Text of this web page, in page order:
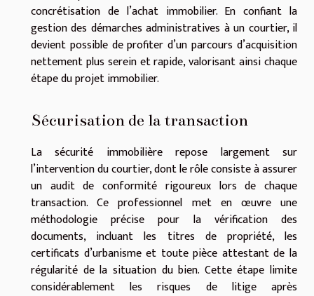
concrétisation de l’achat immobilier. En confiant la
gestion des démarches administratives à un courtier, il
devient possible de profiter d’un parcours d’acquisition
nettement plus serein et rapide, valorisant ainsi chaque
étape du projet immobilier.
Sécurisation de la transaction
La sécurité immobilière repose largement sur
l’intervention du courtier, dont le rôle consiste à assurer
un audit de conformité rigoureux lors de chaque
transaction. Ce professionnel met en œuvre une
méthodologie précise pour la vérification des
documents, incluant les titres de propriété, les
certificats d’urbanisme et toute pièce attestant de la
régularité de la situation du bien. Cette étape limite
considérablement les risques de litige après